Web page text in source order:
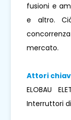
fusioni e
e altro.
mercato.
Attori
ELOBAU
Interruttori